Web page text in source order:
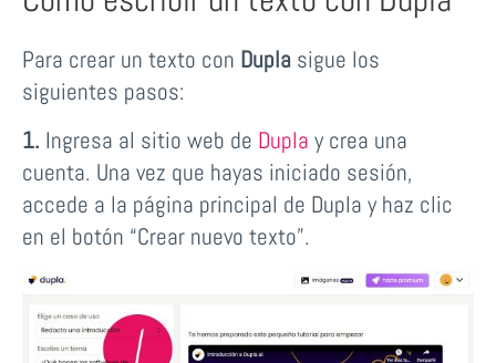
Para crear un texto con Dupla sigue los
siguientes pasos:
1. Ingresa al sitio web de Dupla y crea una
cuenta. Una vez que hayas iniciado sesión,
accede a la página principal de Dupla y haz clic
en el botón “Crear nuevo texto”.